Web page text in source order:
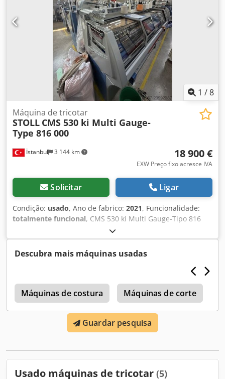
1 /8
İstanbul 3 144 km
Máquina de tricotar
STOLL CMS 530 ki Multi Gauge-
Type 816 000
18 900 €
EXW Preço fixo acresce IVA
Solicitar Ligar
Condição: usado, Ano de fabrico: 2021, Funcionalidade:
totalmente funcional, CMS 530 ki Multi Gauge-Tipo 816
000 E3,5.2 - 3 Sistema - 50" - 20 Fios 26 unidades
disponíveis para este modelo Dedpfeyaypdjx Ak Uokr
Descubra mais máquinas usadas
Máquinas de costura Máquinas de corte
Guardar pesquisa
Usado máquinas de tricotar (5)